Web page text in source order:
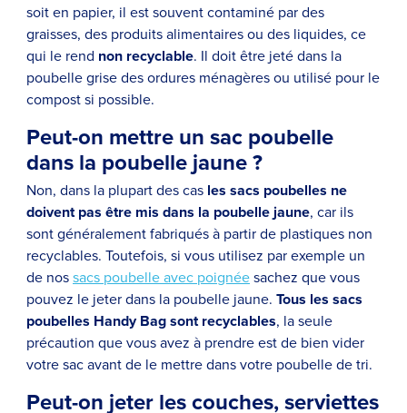
soit en papier, il est souvent contaminé par des
graisses, des produits alimentaires ou des liquides, ce
qui le rend non recyclable. Il doit être jeté dans la
poubelle grise des ordures ménagères ou utilisé pour le
compost si possible.
Peut-on mettre un sac poubelle
dans la poubelle jaune ?
Non, dans la plupart des cas les sacs poubelles ne
doivent pas être mis dans la poubelle jaune, car ils
sont généralement fabriqués à partir de plastiques non
recyclables. Toutefois, si vous utilisez par exemple un
de nos sacs poubelle avec poignée sachez que vous
pouvez le jeter dans la poubelle jaune. Tous les sacs
poubelles Handy Bag sont recyclables, la seule
précaution que vous avez à prendre est de bien vider
votre sac avant de le mettre dans votre poubelle de tri.
Peut-on jeter les couches, serviettes